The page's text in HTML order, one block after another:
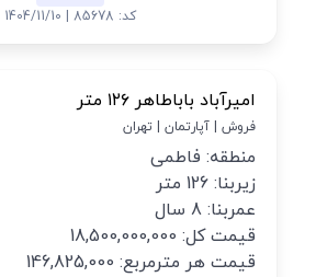
کد: 85678 | 1404/11/10
امیرآباد باباطاهر ۱۲۶ متر
فروش | آپارتمان | تهران
منطقه: فاطمی
زیربنا: 126 متر
عمربنا: 8 سال
قیمت کل: 18,500,000,000
قیمت هر مترمربع: 146,825,000